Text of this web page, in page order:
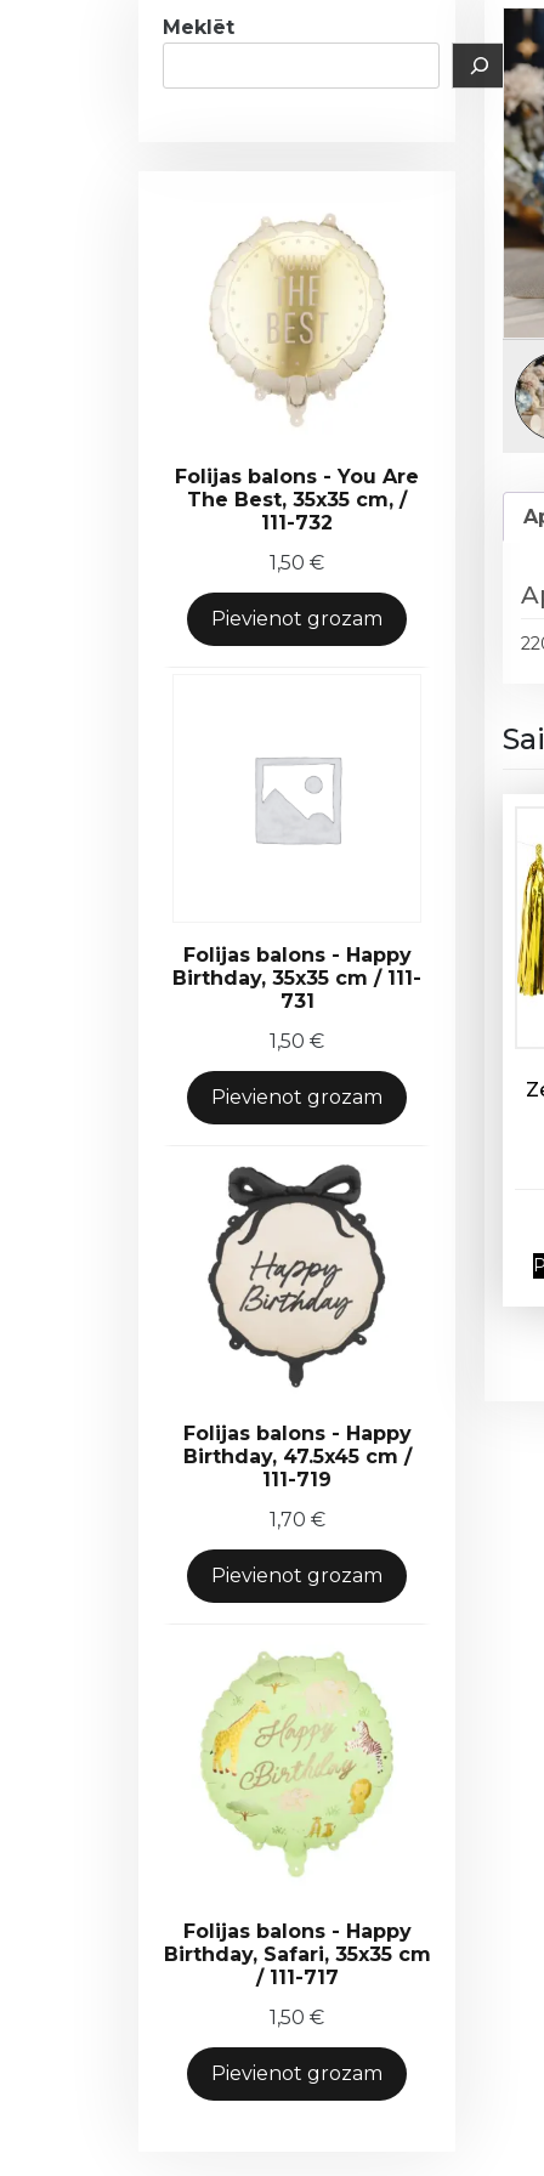
Meklēt
Folijas balons - You Are
The Best, 35x35 cm, /
111-732
1,50 €
Pievienot grozam
Folijas balons - Happy
Birthday, 35x35 cm / 111-
731
1,50 €
Pievienot grozam
Folijas balons - Happy
Birthday, 47.5x45 cm /
111-719
1,70 €
Pievienot grozam
Folijas balons - Happy
Birthday, Safari, 35x35 cm
/ 111-717
1,50 €
Pievienot grozam